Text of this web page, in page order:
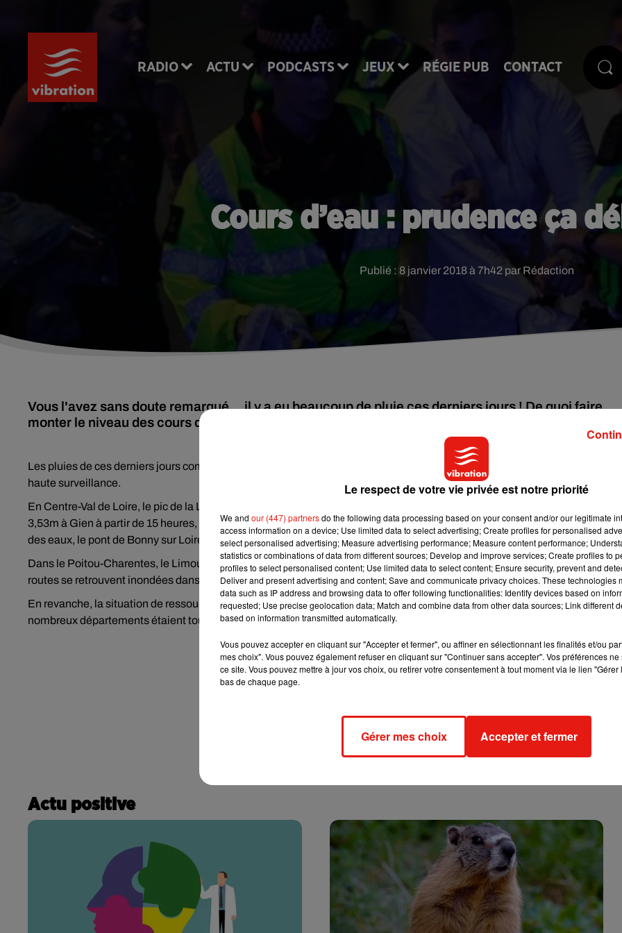
RADIO ACTU PODCASTS JEUX RÉGIE PUB CONTACT
Cours d’eau : prudence ça
Publié : 8 janvier 2018 à 7h42 par Rédaction
Vous l'avez sans doute remarqué... il y a eu beaucoup de pluie ces derniers jours ! De quoi faire
monter le niveau des cours d'eau...
Les pluies de ces derniers jours commencent à faire déborder les rivières et fleuves. Les cours d’eau sont actuellement sous
haute surveillance.
En Centre-Val de Loire, le pic de la Loire est annoncé aujourd’hui à Gien et demain à Orléans. Du côté des cotes, on attend
3,53m à Gien à partir de 15 heures, 3,10m à Chatillon sur Loire ou encore 1,95m cette nuit à Orléans. En raison de la
des eaux, le pont de Bonny sur Loire dans le Loiret a été fermé à la circulation.
Dans le Poitou-Charentes, le Limousin et les Pays de La Loire, de nombreuses rivières sont aussi sorties de leurs lits. Des
routes se retrouvent inondées dans le département, les services techniques en ont d'ailleurs parfois interdit l’accès.
En revanche, la situation de ressource en eau s’améliore partout chez nous grâce aux pluies de ces derniers jours, car de
nombreux départements étaient touchés par la sécherese.
Actu positive
Le respect de votre vie privée est notre priorité
We and our (447) partnersdo the following data processing based on your consent and/or our legitimate
access information on a device; Use limited data to select advertising; Create profiles for personalised
select personalised advertising; Measure advertising performance; Measure content performance;
statistics or combinations of data from different sources; Develop and improve services; Create profiles to
profiles to select personalised content; Use limited data to select content; Ensure security, prevent and
Deliver and present advertising and content; Save and communicate privacy choices. These technologies
data such as IP address and browsing data to offer following functionalities: Identify devices based on
requested; Use precise geolocation data; Match and combine data from other data sources; Link different
based on information transmitted automatically.
Vous pouvez accepter en cliquant sur "Accepter et fermer", ou affiner en sélectionnant les finalités et/ou
mes choix". Vous pouvez également refuser en cliquant sur "Continuer sans accepter". Vos préférences
ce site. Vous pouvez mettre à jour vos choix, ou retirer votre consentement à tout moment via le lien
bas de chaque page.
Gérer mes choix Accepter et fermer